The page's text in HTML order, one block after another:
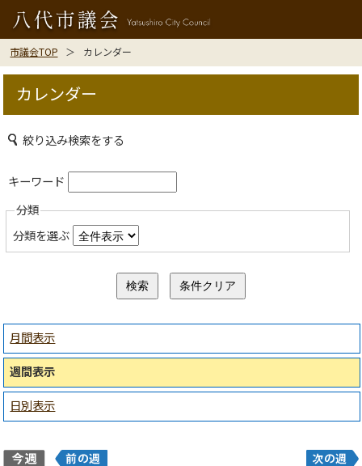
市議会TOP カレンダー
カレンダー
絞り込み検索をする
キーワード
分類
分類を選ぶ
月間表示
週間表示
日別表示